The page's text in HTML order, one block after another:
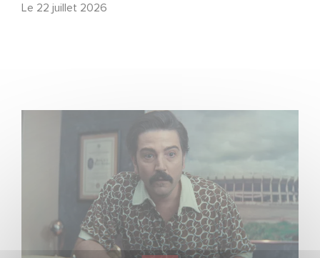
Le 22 juillet 2026
Mexico 86, est à retrouver dès maintenant sur Netflix